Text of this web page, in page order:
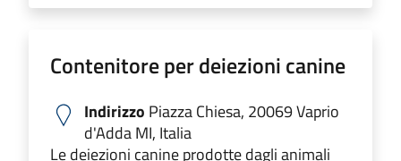
Contenitore per deiezioni canine
Indirizzo Piazza Chiesa, 20069 Vaprio
d'Adda MI, Italia
Le deiezioni canine prodotte dagli animali